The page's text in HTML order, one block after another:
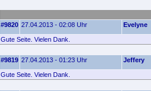
#9820 27.04.2013 - 02:08 Uhr Evelyne
Gute Seite. Vielen Dank.
#9819 27.04.2013 - 01:23 Uhr Jeffery
Gute Seite. Vielen Dank.